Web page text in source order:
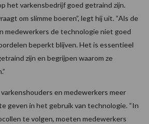
het varkensbedrijf goed getraind zijn.
om slimme boeren”, legt hij uit. “Als de
medewerkers de technologie niet goed
beperkt blijven. Het is essentieel
zijn en begrijpen waarom ze
en medewerkers meer
geven in het gebruik van technologie. “In
te volgen, moeten medewerkers